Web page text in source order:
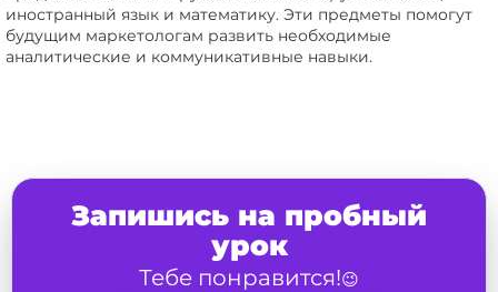
иностранный язык и математику. Эти предметы помогут
будущим маркетологам развить необходимые
аналитические и коммуникативные навыки.
Запишись на пробный
урок
Тебе понравится!😉